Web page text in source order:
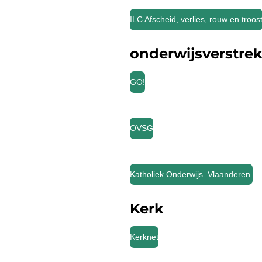
ILC Afscheid, verlies, rouw en troost
GO!
OVSG
Katholiek Onderwijs Vlaanderen
Kerk
Kerknet